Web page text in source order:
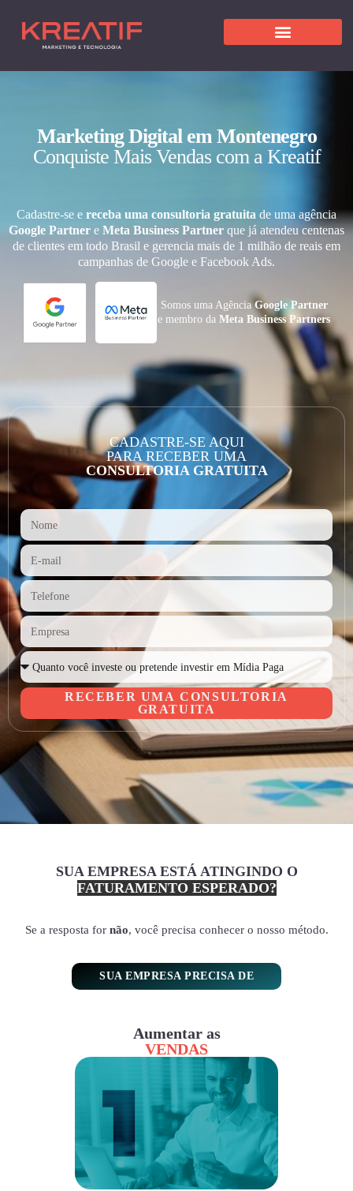
Marketing Digital em Montenegro
Conquiste Mais Vendas com a Kreatif
Cadastre-se e receba uma consultoria gratuita de uma agência
Google Partner e Meta Business Partner que já atendeu centenas
de clientes em todo Brasil e gerencia mais de 1 milhão de reais em
campanhas de Google e Facebook Ads.
Somos uma AgênciaGoogle Partner
e membro daMeta Business Partners
CADASTRE-SE AQUI
PARA RECEBER UMA
CONSULTORIA GRATUITA
RECEBER UMA CONSULTORIA
GRATUITA
SUA EMPRESA ESTÁ ATINGINDO O
FATURAMENTO ESPERADO?
Se a resposta for não, você precisa conhecer o nosso método.
SUA EMPRESA PRECISA DE
Aumentar as
VENDAS